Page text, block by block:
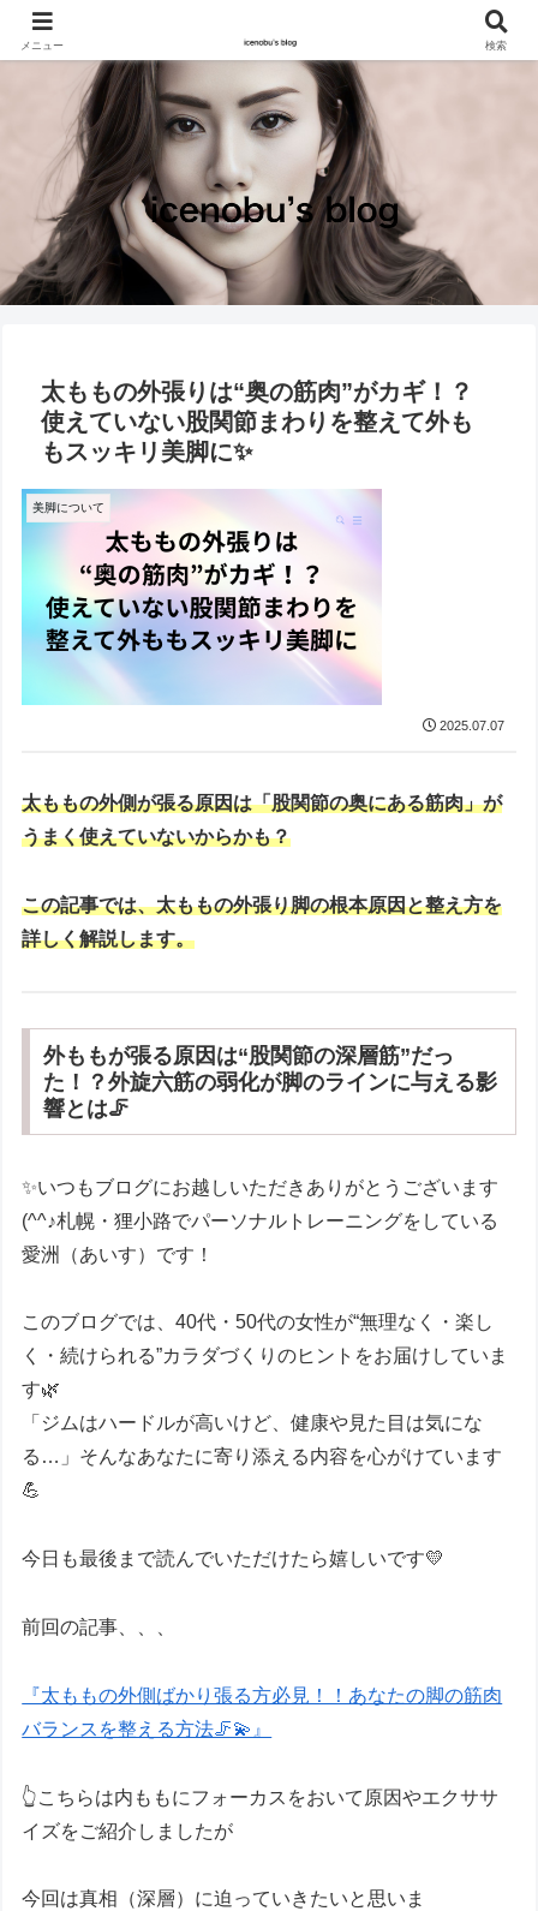
太ももの外張りは“奥の筋肉”がカギ！？
使えていない股関節まわりを整えて外も
もスッキリ美脚に✨
美脚について
2025.07.07
太ももの外側が張る原因は「股関節の奥にある筋肉」が
うまく使えていないからかも？
この記事では、太ももの外張り脚の根本原因と整え方を
詳しく解説します。
外ももが張る原因は“股関節の深層筋”だっ
た！？外旋六筋の弱化が脚のラインに与える影
響とは🦵
✨いつもブログにお越しいただきありがとうございます
(^^♪札幌・狸小路でパーソナルトレーニングをしている
愛洲（あいす）です！
このブログでは、40代・50代の女性が“無理なく・楽し
く・続けられる”カラダづくりのヒントをお届けしていま
す🌿
「ジムはハードルが高いけど、健康や見た目は気にな
る…」そんなあなたに寄り添える内容を心がけています
💪
今日も最後まで読んでいただけたら嬉しいです💛
前回の記事、、、
『太ももの外側ばかり張る方必見！！あなたの脚の筋肉
バランスを整える方法🦵💫』
👆こちらは内ももにフォーカスをおいて原因やエクササ
イズをご紹介しましたが
今回は真相（深層）に迫っていきたいと思いま
メニュー 検索